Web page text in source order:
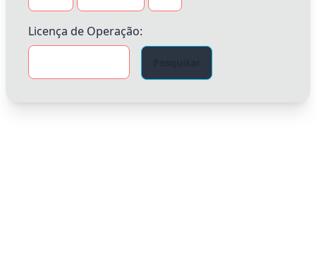
Licença de Operação: